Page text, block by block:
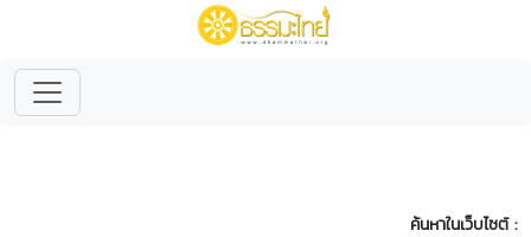
ค้นหาในเว็บไซต์ :